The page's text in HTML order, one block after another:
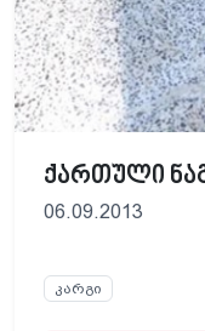
ქართული
06.09.2013
კარგი